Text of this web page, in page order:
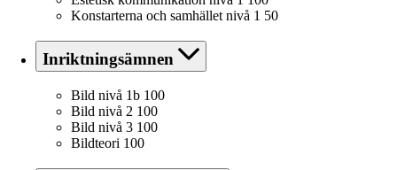
Konstarterna och samhället nivå 1 50
Inriktningsämnen
Bild nivå 1b 100
Bild nivå 2 100
Bild nivå 3 100
Bildteori 100